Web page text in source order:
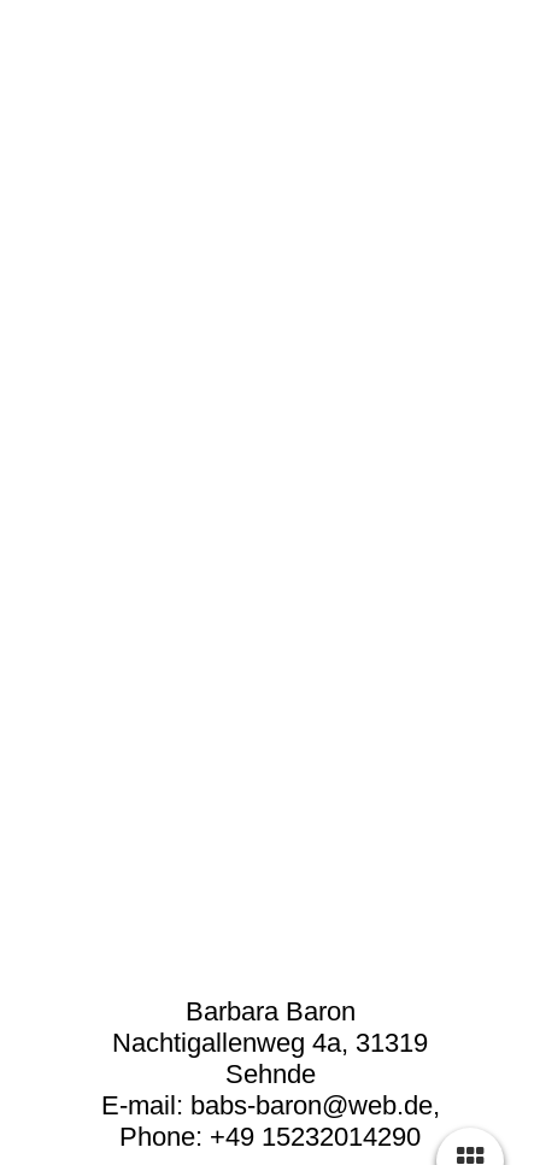
Barbara Baron
Nachtigallenweg 4a, 31319
Sehnde
E-mail: babs-baron@web.de,
Phone: +49 15232014290